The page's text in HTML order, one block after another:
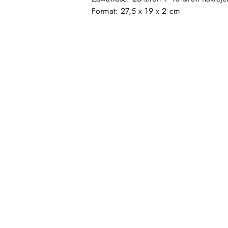
Format: 27,5 x 19 x 2 cm